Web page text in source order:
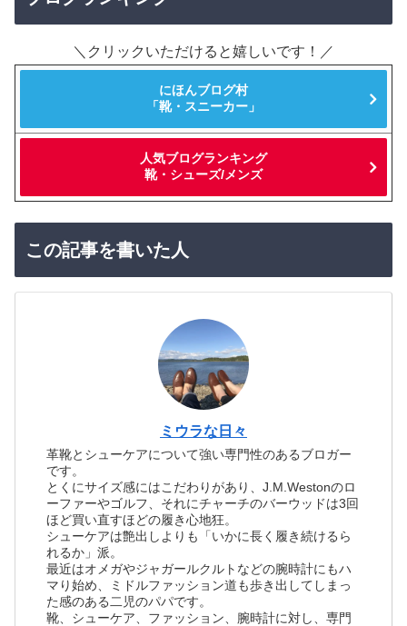
＼クリックいただけると嬉しいです！／
にほんブログ村
「靴・スニーカー」
人気ブログランキング
靴・シューズ/メンズ
この記事を書いた人
ミウラな日々
革靴とシューケアについて強い専門性のあるブロガー
です。
とくにサイズ感にはこだわりがあり、J.M.Westonのロ
ーファーやゴルフ、それにチャーチのバーウッドは3回
ほど買い直すほどの履き心地狂。
シューケアは艶出しよりも「いかに長く履き続けるら
れるか」派。
最近はオメガやジャガールクルトなどの腕時計にもハ
マり始め、ミドルファッション道も歩き出してしまっ
た感のある二児のパパです。
靴、シューケア、ファッション、腕時計に対し、専門